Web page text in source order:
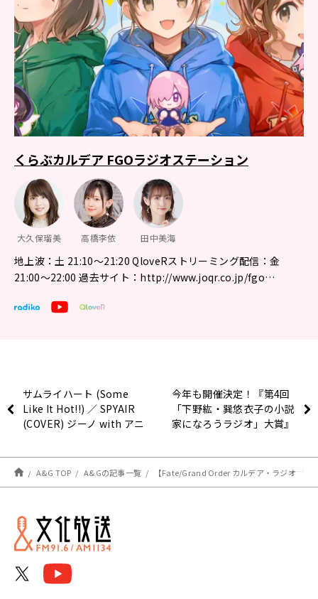
くらぶカルデア FGOラジオステーション
大久保瑠美 高橋李依 田中美海
地上波：土 21:10～21:20 QloveRストリーミング配信：金
21:00〜22:00 過去サイト：http://www.joqr.co.jp/fgo…
サムライハート (Some
Like It Hot!!) ／ SPYAIR
(COVER) ジーノ with アニ
メ『銀魂’』エンディング
テーマ)【歌ってみた】
今年も開催決定！『第4回
「下野紘・巽悠衣子の小説
家になろうラジオ」大賞』
A&G TOP A&Gの記事一覧 【Fate/Grand Order カルデア・ラジオ局 Plus】最新情報（11/18）